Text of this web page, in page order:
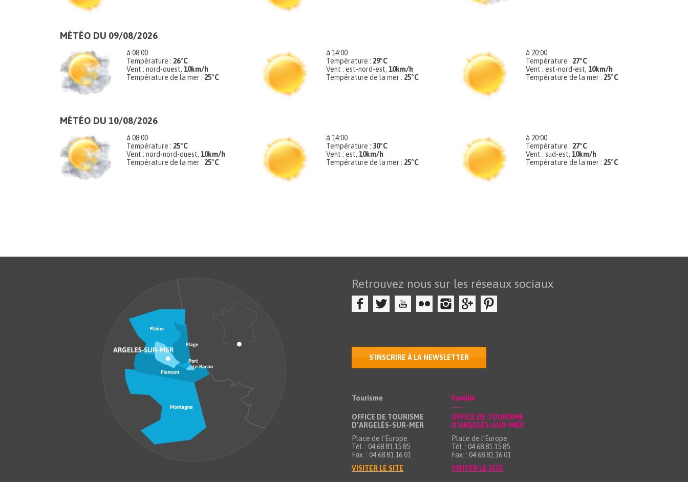
MÉTÉO DU 09/08/2026
à 08:00
Température : 26°C
Vent : nord-ouest, 10km/h
Température de la mer : 25°C
à 14:00
Température : 29°C
Vent : est-nord-est, 10km/h
Température de la mer : 25°C
à 20:00
Température : 27°C
Vent : est-nord-est, 10km/h
Température de la mer : 25°C
MÉTÉO DU 10/08/2026
à 08:00
Température : 25°C
Vent : nord-nord-ouest, 10km/h
Température de la mer : 25°C
à 14:00
Température : 30°C
Vent : est, 10km/h
Température de la mer : 25°C
à 20:00
Température : 27°C
Vent : sud-est, 10km/h
Température de la mer : 25°C
Retrouvez nous sur les réseaux sociaux
S'INSCRIRE À LA NEWSLETTER
Tourisme
OFFICE DE TOURISME
D’ARGELÈS-SUR-MER
Place de l’Europe
Tél. : 04.68.81.15.85
Fax. : 04.68.81.16.01
VISITER LE SITE
Famille
OFFICE DE TOURISME
D’ARGELÈS-SUR-MER
Place de l’Europe
Tél. : 04.68.81.15.85
Fax. : 04.68.81.16.01
VISITER LE SITE